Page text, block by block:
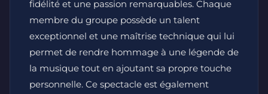
fidélité et une passion remarquables. Chaque
membre du groupe possède un talent
exceptionnel et une maîtrise technique qui lui
permet de rendre hommage à une légende de
la musique tout en ajoutant sa propre touche
personnelle. Ce spectacle est également